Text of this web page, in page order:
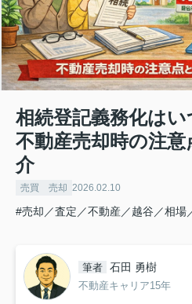
相続登記義務化は
不動産売却時の注
介
売買 売却 2026.02.10
#売却／査定／不動産／越谷／相場
筆者 石田 勇樹
不動産キャリア15年